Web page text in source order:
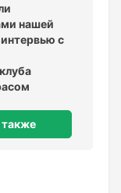
нашей
с